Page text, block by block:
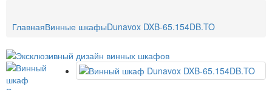
ГлавнаяВинные шкафыDunavox DXB-65.154DB.TO